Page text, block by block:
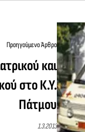
Προηγούμενο Άρθρο
και
στο Κ.Υ.
Πάτμου
1.3.2013